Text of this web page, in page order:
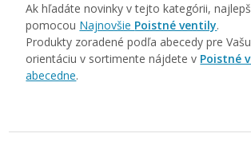
Ak hľadáte novinky v tejto kategórii,
pomocou Najnovšie Poistné ventily.
Produkty zoradené podľa abecedy pre
orientáciu v sortimente nájdete v Poistné
abecedne.